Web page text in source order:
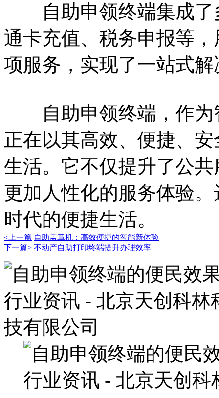
自助申领终端集成了
通卡充值、税务申报等
项服务，实现了一站式解
自助申领终端，作为
正在以其高效、便捷、
生活。它不仅提升了公
更加人性化的服务体验
时代的便捷生活。
<上一篇 自助盖章机：高效便捷的智能新体验
下一篇> 不动产自助打印终端提升办理效率